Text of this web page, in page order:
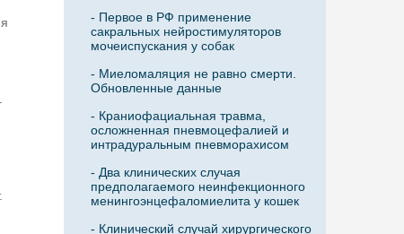
- Первое в РФ применение
сакральных нейростимуляторов
мочеиспускания у собак
- Миеломаляция не равно смерти.
Обновленные данные
- Краниофациальная травма,
осложненная пневмоцефалией и
интрадуральным пневморахисом
- Два клинических случая
предполагаемого неинфекционного
менингоэнцефаломиелита у кошек
- Клинический случай хирургического